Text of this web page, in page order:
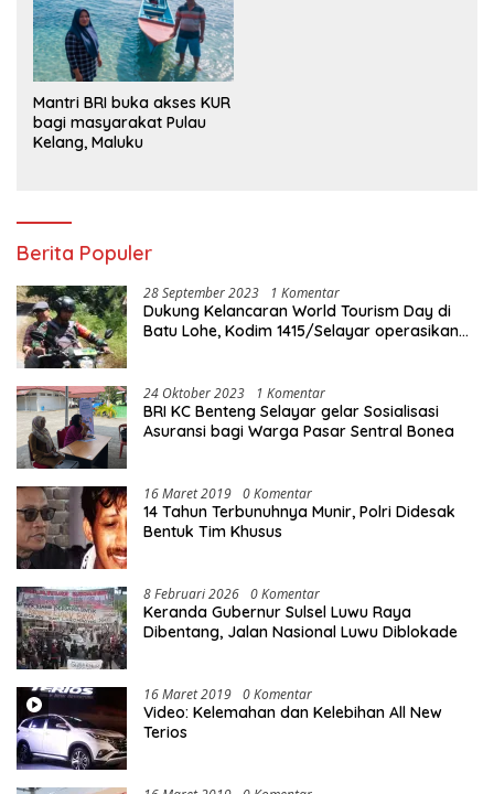
Mantri BRI buka akses KUR
bagi masyarakat Pulau
Kelang, Maluku
Berita Populer
28 September 2023 1 Komentar
Dukung Kelancaran World Tourism Day di
Batu Lohe, Kodim 1415/Selayar operasikan
24 Oktober 2023 1 Komentar
BRI KC Benteng Selayar gelar Sosialisasi
Asuransi bagi Warga Pasar Sentral Bonea
16 Maret 2019 0 Komentar
14 Tahun Terbunuhnya Munir, Polri Didesak
Bentuk Tim Khusus
8 Februari 2026 0 Komentar
Keranda Gubernur Sulsel Luwu Raya
Dibentang, Jalan Nasional Luwu Diblokade
16 Maret 2019 0 Komentar
Video: Kelemahan dan Kelebihan All New
Terios